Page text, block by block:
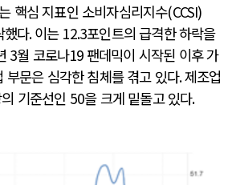
핵심 지표인 소비자심리지수(CCSI)
했다.이는 12.3포인트의 급격한 하락을
3월 코로나19 팬데믹이 시작된 이후 가
부문은 심각한 침체를 겪고 있다.제조업
기준선인 50을 크게 밑돌고 있다.